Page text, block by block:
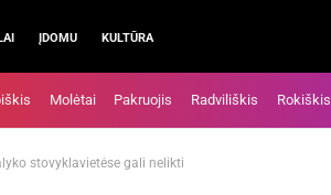
ĮDOMU KULTŪRA
Molėtai Pakruojis Radviliškis Rokiškis
stovyklavietėse gali nelikti